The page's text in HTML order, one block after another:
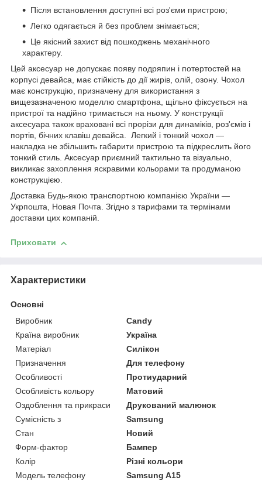
Після встановлення доступні всі роз'єми пристрою;
Легко одягається й без проблем знімається;
Це якісний захист від пошкоджень механічного
характеру.
Цей аксесуар не допускає появу подряпин і потертостей на
корпусі девайса, має стійкість до дії жирів, олій, озону. Чохол
має конструкцію, призначену для використання з
вищезазначеною моделлю смартфона, щільно фіксується на
пристрої та надійно тримається на ньому. У конструкції
аксесуара також враховані всі прорізи для динаміків, роз'ємів і
портів, бічних клавіш девайса. Легкий і тонкий чохол —
накладка не збільшить габарити пристрою та підкреслить його
тонкий стиль. Аксесуар приємний тактильно та візуально,
викликає захоплення яскравими кольорами та продуманою
конструкцією.
Доставка Будь-якою транспортною компанією України —
Укрпошта, Новая Почта. Згідно з тарифами та термінами
доставки цих компаній.
Приховати
Характеристики
Основні
Виробник
Candy
Країна виробник
Україна
Матеріал
Силікон
Призначення
Для телефону
Особливості
Протиударний
Особливість кольору
Матовий
Оздоблення та прикраси
Друкований малюнок
Сумісність з
Samsung
Стан
Новий
Форм-фактор
Бампер
Колір
Різні кольори
Модель телефону
Samsung A15